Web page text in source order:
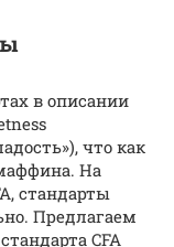
в описании
что как
На
стандарты
Предлагаем
CFA